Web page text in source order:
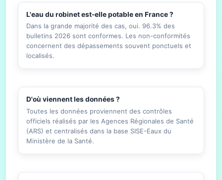
L'eau du robinet est-elle potable en France ?
Dans la grande majorité des cas, oui. 96.3% des
bulletins 2026 sont conformes. Les non-conformités
concernent des dépassements souvent ponctuels et
localisés.
D'où viennent les données ?
Toutes les données proviennent des contrôles
officiels réalisés par les Agences Régionales de Santé
(ARS) et centralisés dans la base SISE-Eaux du
Ministère de la Santé.